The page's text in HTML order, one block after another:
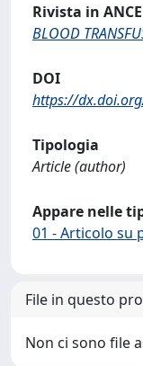
Rivista in ANCE
BLOOD
DOI
https://
Tipologia
Article (author)
Appare nelle
01 - Articolo su
File in questo
Non ci sono file